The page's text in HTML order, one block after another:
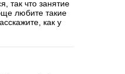
так что занятие
любите такие
как у